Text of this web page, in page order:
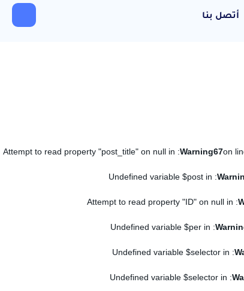
أتصل بنا
on
67
Warning
: Attempt to read property "post_title" on null in
: Undefined variable $post in
: Attempt to read property "ID" on null in
: Undefined variable $per in
: Undefined variable $selector in
: Undefined variable $selector in